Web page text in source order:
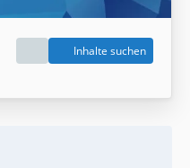
Inhalte suchen